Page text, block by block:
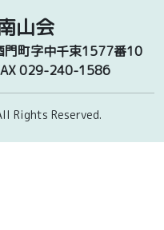
山会
門町字中千束1577番10
029-240-1586
Rights Reserved.